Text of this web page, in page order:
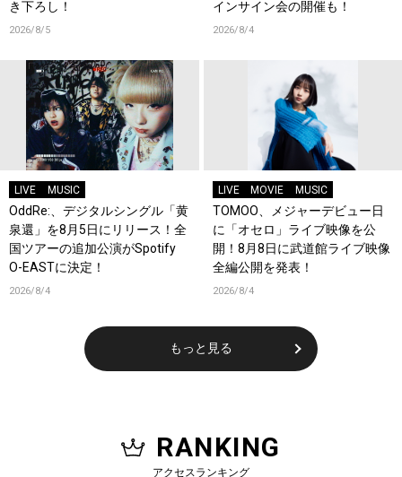
き下ろし！
2026/8/5
インサイン会の開催も！
2026/8/4
LIVE MUSIC
OddRe:、デジタルシングル「黄
泉還」を8月5日にリリース！全
国ツアーの追加公演がSpotify
O-EASTに決定！
2026/8/4
LIVE MOVIE MUSIC
TOMOO、メジャーデビュー日
に「オセロ」ライブ映像を公
開！8月8日に武道館ライブ映像
全編公開を発表！
2026/8/4
もっと見る
RANKING
アクセスランキング